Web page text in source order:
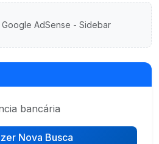
AdSense - Sidebar
bancária
Nova Busca